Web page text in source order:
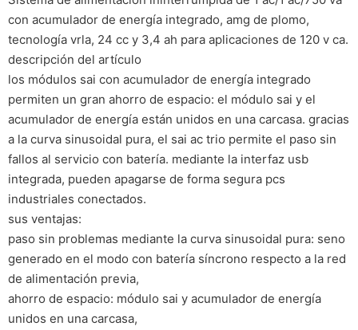
con acumulador de energía integrado, amg de plomo,
tecnología vrla, 24 cc y 3,4 ah para aplicaciones de 120 v ca.
descripción del artículo
los módulos sai con acumulador de energía integrado
permiten un gran ahorro de espacio: el módulo sai y el
acumulador de energía están unidos en una carcasa. gracias
a la curva sinusoidal pura, el sai ac trio permite el paso sin
fallos al servicio con batería. mediante la interfaz usb
integrada, pueden apagarse de forma segura pcs
industriales conectados.
sus ventajas:
paso sin problemas mediante la curva sinusoidal pura: seno
generado en el modo con batería síncrono respecto a la red
de alimentación previa,
ahorro de espacio: módulo sai y acumulador de energía
unidos en una carcasa,